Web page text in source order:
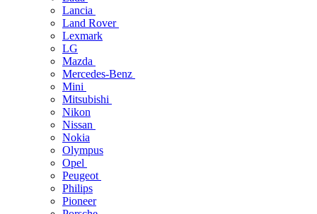
Lancia
Land Rover
Lexmark
LG
Mazda
Mercedes-Benz
Mini
Mitsubishi
Nikon
Nissan
Nokia
Olympus
Opel
Peugeot
Philips
Pioneer